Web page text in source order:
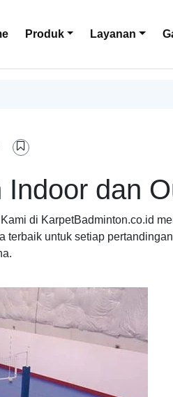
Produk Layanan
Indoor dan
di KarpetBadminton.co.id
terbaik untuk setiap